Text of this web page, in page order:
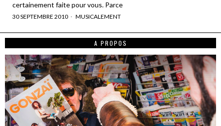
certainement faite pour vous. Parce
30 SEPTEMBRE 2010 MUSICALEMENT
A PROPOS